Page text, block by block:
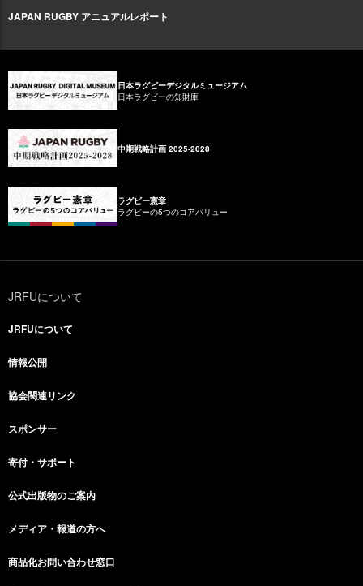
JAPAN RUGBY アニュアルレポート
日本ラグビーデジタルミュージアム
日本ラグビーの知財庫
中期戦略計画 2025-2028
ラグビー憲章
ラグビーの5つのコアバリュー
JRFUについて
JRFUについて
情報公開
協会関連リンク
スポンサー
寄付・サポート
公式出版物のご案内
メディア・報道の方へ
商品化お問い合わせ窓口